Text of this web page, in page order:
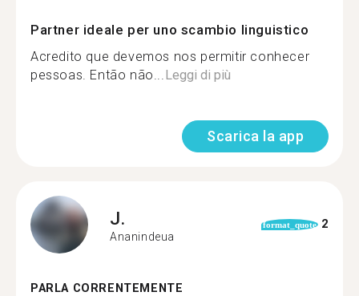
Partner ideale per uno scambio linguistico
Acredito que devemos nos permitir conhecer
pessoas. Então não... Leggi di più
Scarica la app
J.
Ananindeua
format_quote 2
PARLA CORRENTEMENTE